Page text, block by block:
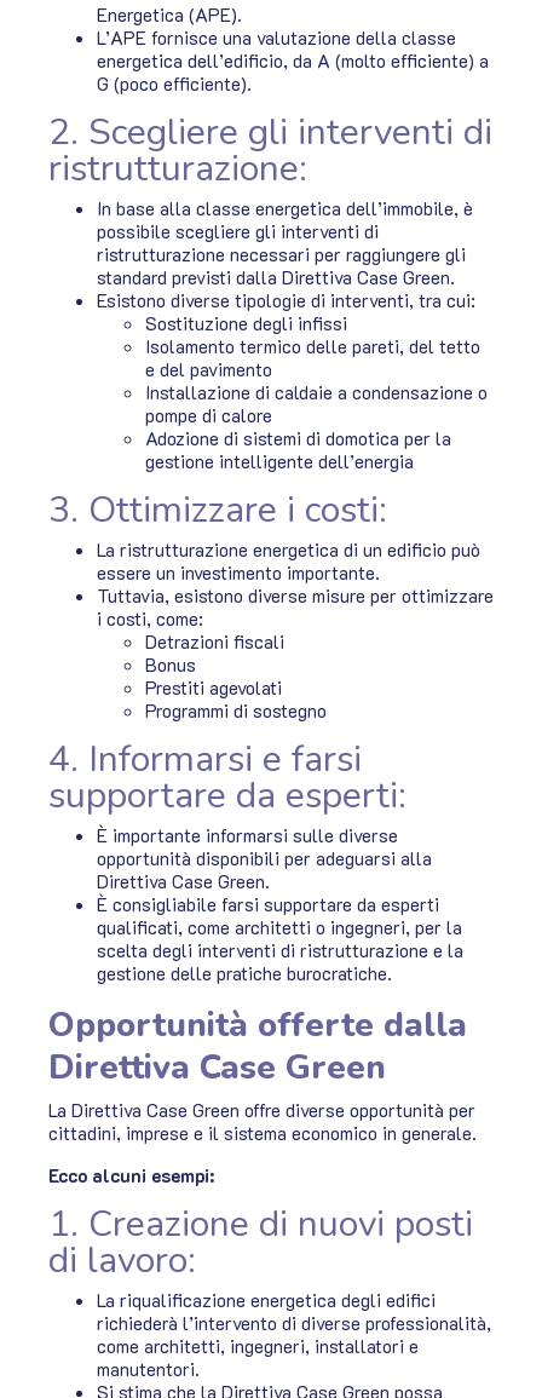
Energetica (APE).
L’APE fornisce una valutazione della classe
energetica dell’edificio, da A (molto efficiente) a
G (poco efficiente).
2. Scegliere gli interventi di
ristrutturazione:
In base alla classe energetica dell’immobile, è
possibile scegliere gli interventi di
ristrutturazione necessari per raggiungere gli
standard previsti dalla Direttiva Case Green.
Esistono diverse tipologie di interventi, tra cui:
Sostituzione degli infissi
Isolamento termico delle pareti, del tetto
e del pavimento
Installazione di caldaie a condensazione o
pompe di calore
Adozione di sistemi di domotica per la
gestione intelligente dell’energia
3. Ottimizzare i costi:
La ristrutturazione energetica di un edificio può
essere un investimento importante.
Tuttavia, esistono diverse misure per ottimizzare
i costi, come:
Detrazioni fiscali
Bonus
Prestiti agevolati
Programmi di sostegno
4. Informarsi e farsi
supportare da esperti:
È importante informarsi sulle diverse
opportunità disponibili per adeguarsi alla
Direttiva Case Green.
È consigliabile farsi supportare da esperti
qualificati, come architetti o ingegneri, per la
scelta degli interventi di ristrutturazione e la
gestione delle pratiche burocratiche.
Opportunità offerte dalla
Direttiva Case Green
La Direttiva Case Green offre diverse opportunità per
cittadini, imprese e il sistema economico in generale.
Ecco alcuni esempi:
1. Creazione di nuovi posti
di lavoro:
La riqualificazione energetica degli edifici
richiederà l’intervento di diverse professionalità,
come architetti, ingegneri, installatori e
manutentori.
Si stima che la Direttiva Case Green possa